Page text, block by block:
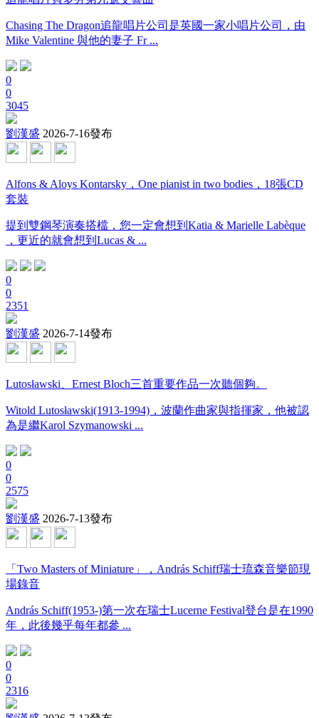
Chasing The Dragon追龍唱片公司是英國一家小唱片公司，由
Mike Valentine 與他的妻子 Fr ...
0
0
3045
劉漢盛 2026-7-16發布
Alfons & Aloys Kontarsky，One pianist in two bodies，18張CD
套裝
提到雙鋼琴演奏搭檔，您一定會想到Katia & Marielle Labèque
，更近的就會想到Lucas & ...
0
0
2351
劉漢盛 2026-7-14發布
Lutosławski、Ernest Bloch三首重要作品一次聽個夠。
Witold Lutosławski(1913-1994)，波蘭作曲家與指揮家，他被認
為是繼Karol Szymanowski ...
0
0
2575
劉漢盛 2026-7-13發布
「Two Masters of Miniature」，András Schiff瑞士琉森音樂節現
場錄音
András Schiff(1953-)第一次在瑞士Lucerne Festival登台是在1990
年，此後幾乎每年都參 ...
0
0
2316